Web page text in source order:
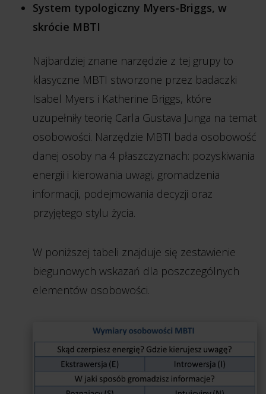
System typologiczny Myers-Briggs, w
skrócie MBTI
Najbardziej znane narzędzie z tej grupy to
klasyczne MBTI stworzone przez badaczki
Isabel Myers i Katherine Briggs, które
uzupełniły teorię Carla Gustava Junga na temat
osobowości. Narzędzie MBTI bada osobowość
danej osoby na 4 płaszczyznach: pozyskiwania
energii i kierowania uwagi, gromadzenia
informacji, podejmowania decyzji oraz
przyjętego stylu życia.
W poniższej tabeli znajduje się zestawienie
biegunowych wskazań dla poszczególnych
elementów osobowości.